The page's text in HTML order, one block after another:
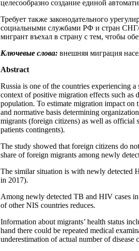
целесообразно создание единой
Требует также законодательного
социальными службами РФ и стран СНГ/
мигрант въехал в страну с тем, чтобы
Ключевые слова: внешняя миграция
Abstract
Russia is one of the countries experiencing
context of positive migration effects such as
population. To estimate migration impact
and normative basis determining
migrants (foreign citizens) as well as
patients contingents).
The study showed that foreign citizens do
share of foreign migrants among newly
The similar situation is with newly detected
in 2017).
Among newly detected TB and HIV cases
of other NIS countries reduces.
Information about migrants’ health status
hand there could be repeated medical
underestimation of actual number of disease